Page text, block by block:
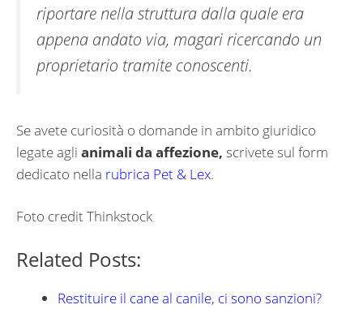
riportare nella struttura dalla quale era
appena andato via, magari ricercando un
proprietario tramite conoscenti.
Se avete curiosità o domande in ambito giuridico
legate agli animali da affezione, scrivete sul form
dedicato nella rubrica Pet & Lex.
Foto credit Thinkstock
Related Posts:
Restituire il cane al canile, ci sono sanzioni?